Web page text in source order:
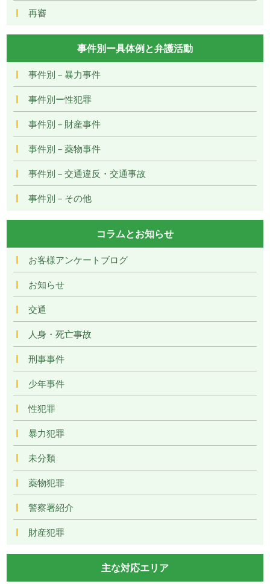
再審
事件別ー具体例と弁護活動
事件別－暴力事件
事件別ー性犯罪
事件別－財産事件
事件別－薬物事件
事件別－交通違反・交通事故
事件別－その他
コラムとお知らせ
お客様アンケートブログ
お知らせ
交通
人身・死亡事故
刑事事件
少年事件
性犯罪
暴力犯罪
未分類
薬物犯罪
警察署紹介
財産犯罪
主な対応エリア